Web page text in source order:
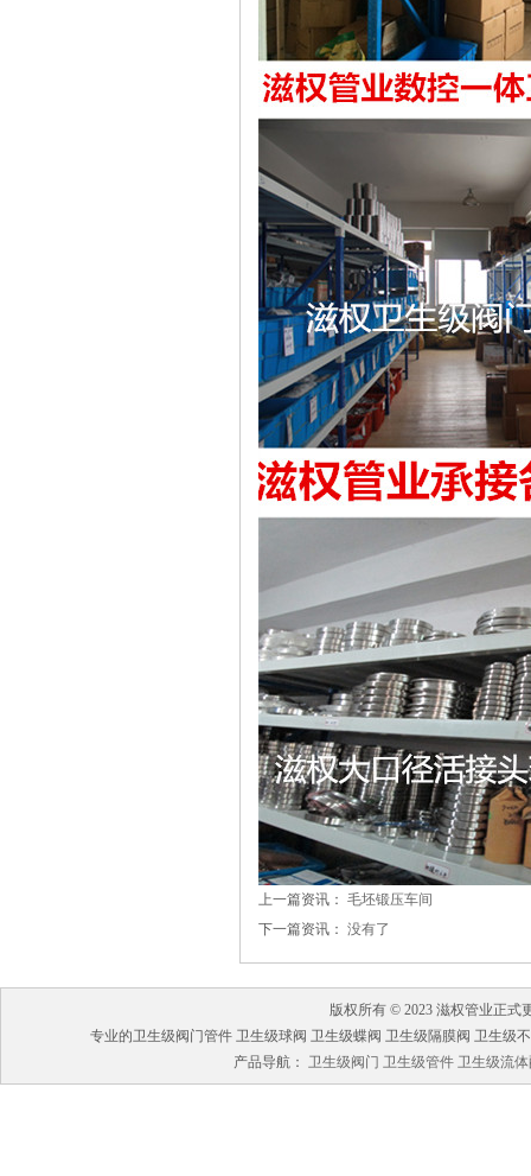
上一篇资讯： 毛坯锻压车间
下一篇资讯： 没有了
版权所有 © 2023 滋权管业正
专业的卫生级阀门管件 卫生级球阀 卫生级蝶阀 卫生级隔膜阀 卫生级
产品导航：
卫生级阀门 卫生级管件 卫生级流